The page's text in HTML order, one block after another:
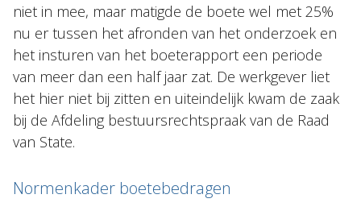
niet in mee, maar matigde de boete wel met 25%
nu er tussen het afronden van het onderzoek en
het insturen van het boeterapport een periode
van meer dan een half jaar zat. De werkgever liet
het hier niet bij zitten en uiteindelijk kwam de zaak
bij de Afdeling bestuursrechtspraak van de Raad
van State.
Normenkader boetebedragen